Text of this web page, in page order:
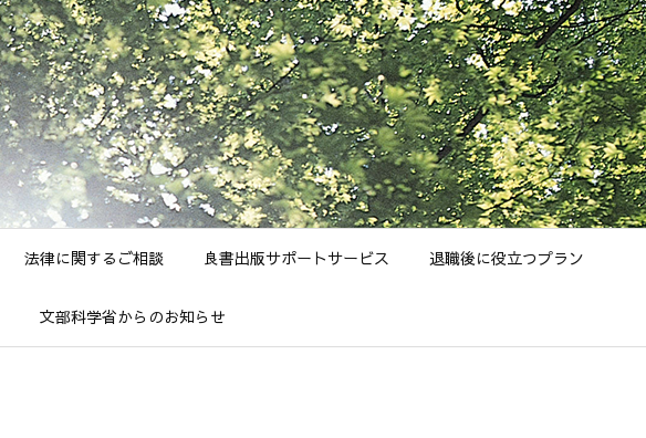
法律に関するご相談 良書出版サポートサービス 退職後に役立つプラン
文部科学省からのお知らせ